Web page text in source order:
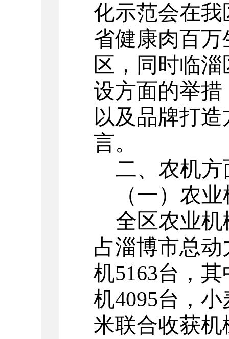
化示范会在
省健康肉百
区，同时临
设方面的举
以及品牌打
言。
二、农机方
（一）农
全区农业
占淄博市总动
机5163台，
机4095台，
米联合收获机